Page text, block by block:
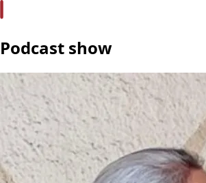
Podcast show